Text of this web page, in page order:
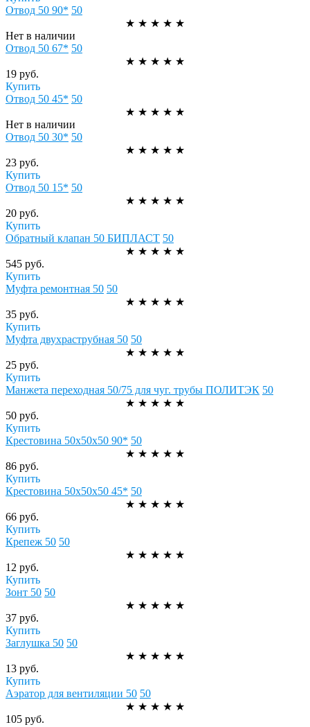
Отвод 50 90* 50
★ ★ ★ ★ ★
Нет в наличии
Отвод 50 67* 50
★ ★ ★ ★ ★
19 руб.
Купить
Отвод 50 45* 50
★ ★ ★ ★ ★
Нет в наличии
Отвод 50 30* 50
★ ★ ★ ★ ★
23 руб.
Купить
Отвод 50 15* 50
★ ★ ★ ★ ★
20 руб.
Купить
Обратный клапан 50 БИПЛАСТ 50
★ ★ ★ ★ ★
545 руб.
Купить
Муфта ремонтная 50 50
★ ★ ★ ★ ★
35 руб.
Купить
Муфта двухраструбная 50 50
★ ★ ★ ★ ★
25 руб.
Купить
Манжета переходная 50/75 для чуг. трубы ПОЛИТЭК 50
★ ★ ★ ★ ★
50 руб.
Купить
Крестовина 50х50х50 90* 50
★ ★ ★ ★ ★
86 руб.
Купить
Крестовина 50х50х50 45* 50
★ ★ ★ ★ ★
66 руб.
Купить
Крепеж 50 50
★ ★ ★ ★ ★
12 руб.
Купить
Зонт 50 50
★ ★ ★ ★ ★
37 руб.
Купить
Заглушка 50 50
★ ★ ★ ★ ★
13 руб.
Купить
Аэратор для вентиляции 50 50
★ ★ ★ ★ ★
105 руб.